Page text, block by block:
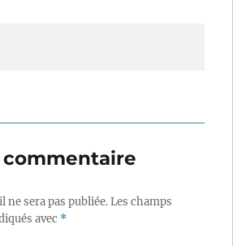
commentaire
ne sera pas publiée.Les champs
avec *